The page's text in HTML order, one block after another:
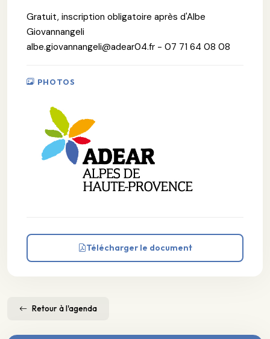
Gratuit, inscription obligatoire après d'Albe
Giovannangeli
albe.giovannangeli@adear04.fr - 07 71 64 08 08
PHOTOS
Télécharger le document
Retour à l'agenda